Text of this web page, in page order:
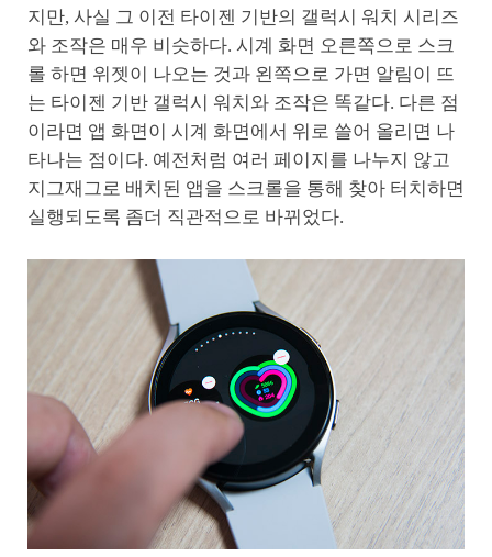
지만, 사실 그 이전 타이젠 기반의 갤럭시 워치 시리즈
와 조작은 매우 비슷하다. 시계 화면 오른쪽으로 스크
롤 하면 위젯이 나오는 것과 왼쪽으로 가면 알림이 뜨
는 타이젠 기반 갤럭시 워치와 조작은 똑같다. 다른 점
이라면 앱 화면이 시계 화면에서 위로 쓸어 올리면 나
타나는 점이다. 예전처럼 여러 페이지를 나누지 않고
지그재그로 배치된 앱을 스크롤을 통해 찾아 터치하면
실행되도록 좀더 직관적으로 바뀌었다.